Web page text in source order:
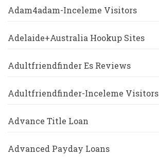
Adam4adam-Inceleme Visitors
Adelaide+Australia Hookup Sites
Adultfriendfinder Es Reviews
Adultfriendfinder-Inceleme Visitors
Advance Title Loan
Advanced Payday Loans